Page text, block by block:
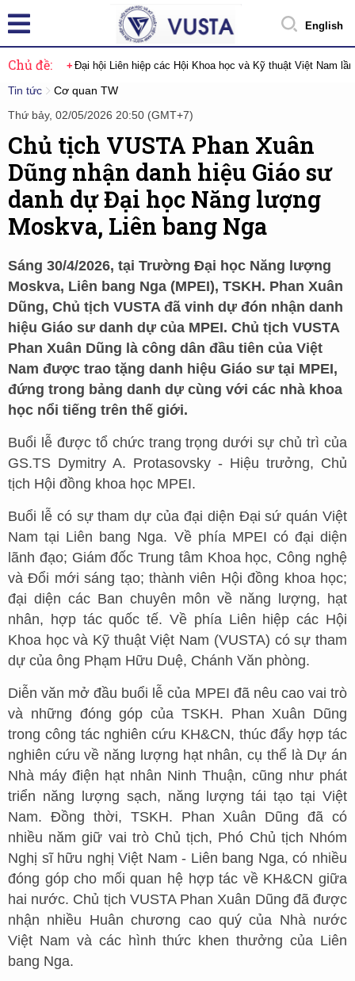
English
Chủ đề: Đại hội Liên hiệp các Hội Khoa học và Kỹ thuật Việt Nam
Tin tức
Cơ quan TW
Thứ bảy, 02/05/2026 20:50 (GMT+7)
Chủ tịch VUSTA Phan Xuân
Dũng nhận danh hiệu Giáo sư
danh dự Đại học Năng lượng
Moskva, Liên bang Nga
Sáng 30/4/2026, tại Trường Đại học Năng lượng
Moskva, Liên bang Nga (MPEI), TSKH. Phan Xuân
Dũng, Chủ tịch VUSTA đã vinh dự đón nhận danh
hiệu Giáo sư danh dự của MPEI. Chủ tịch VUSTA
Phan Xuân Dũng là công dân đầu tiên của Việt
Nam được trao tặng danh hiệu Giáo sư tại MPEI,
đứng trong bảng danh dự cùng với các nhà khoa
học nổi tiếng trên thế giới.
Buổi lễ được tổ chức trang trọng dưới sự chủ trì của
GS.TS Dymitry A. Protasovsky - Hiệu trưởng, Chủ
tịch Hội đồng khoa học MPEI.
Buổi lễ có sự tham dự của đại diện Đại sứ quán Việt
Nam tại Liên bang Nga. Về phía MPEI có đại diện
lãnh đạo; Giám đốc Trung tâm Khoa học, Công nghệ
và Đổi mới sáng tạo; thành viên Hội đồng khoa học;
đại diện các Ban chuyên môn về năng lượng, hạt
nhân, hợp tác quốc tế. Về phía Liên hiệp các Hội
Khoa học và Kỹ thuật Việt Nam (VUSTA) có sự tham
dự của ông Phạm Hữu Duệ, Chánh Văn phòng.
Diễn văn mở đầu buổi lễ của MPEI đã nêu cao vai trò
và những đóng góp của TSKH. Phan Xuân Dũng
trong công tác nghiên cứu KH&CN, thúc đẩy hợp tác
nghiên cứu về năng lượng hạt nhân, cụ thể là Dự án
Nhà máy điện hạt nhân Ninh Thuận, cũng như phát
triển năng lượng sạch, năng lượng tái tạo tại Việt
Nam. Đồng thời, TSKH. Phan Xuân Dũng đã có
nhiều năm giữ vai trò Chủ tịch, Phó Chủ tịch Nhóm
Nghị sĩ hữu nghị Việt Nam - Liên bang Nga, có nhiều
đóng góp cho mối quan hệ hợp tác về KH&CN giữa
hai nước. Chủ tịch VUSTA Phan Xuân Dũng đã được
nhận nhiều Huân chương cao quý của Nhà nước
Việt Nam và các hình thức khen thưởng của Liên
bang Nga.